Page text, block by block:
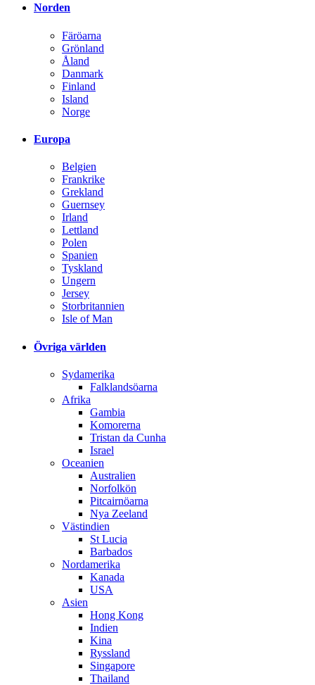
Norden
Färöarna
Grönland
Åland
Danmark
Finland
Island
Norge
Europa
Belgien
Frankrike
Grekland
Guernsey
Irland
Lettland
Polen
Spanien
Tyskland
Ungern
Jersey
Storbritannien
Isle of Man
Övriga världen
Sydamerika
Falklandsöarna
Afrika
Gambia
Komorerna
Tristan da Cunha
Israel
Oceanien
Australien
Norfolkön
Pitcairnöarna
Nya Zeeland
Västindien
St Lucia
Barbados
Nordamerika
Kanada
USA
Asien
Hong Kong
Indien
Kina
Ryssland
Singapore
Thailand